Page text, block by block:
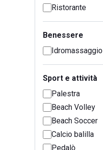
Ristorante
Benessere
Idromassaggio
Sport e attività
Palestra
Beach Volley
Beach Soccer
Calcio balilla
Pedalò